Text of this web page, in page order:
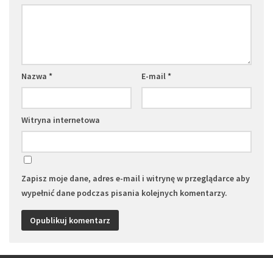
Nazwa * E-mail*
Witryna internetowa
Zapisz moje dane, adres e-mail i witrynę w przeglądarce aby
wypełnić dane podczas pisania kolejnych komentarzy.